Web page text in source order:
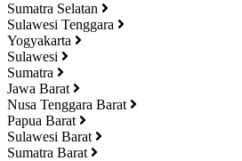
Sumatra Selatan
Sulawesi Tenggara
Yogyakarta
Sulawesi
Sumatra
Jawa Barat
Nusa Tenggara Barat
Papua Barat
Sulawesi Barat
Sumatra Barat